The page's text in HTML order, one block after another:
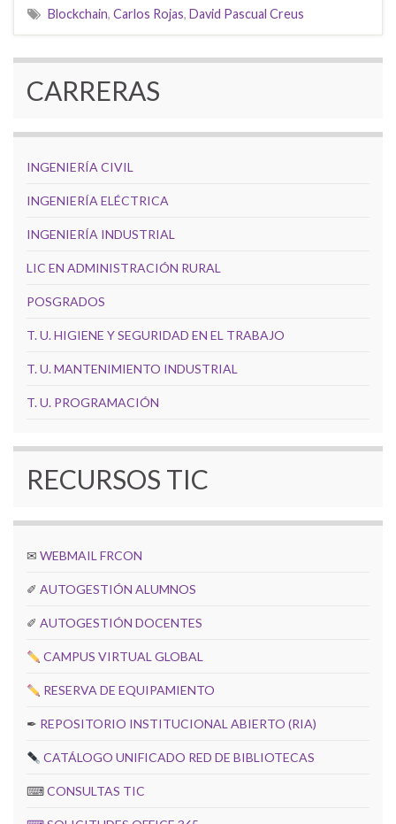
Blockchain, Carlos Rojas, David Pascual Creus
CARRERAS
INGENIERÍA CIVIL
INGENIERÍA ELÉCTRICA
INGENIERÍA INDUSTRIAL
LIC EN ADMINISTRACIÓN RURAL
POSGRADOS
T. U. HIGIENE Y SEGURIDAD EN EL TRABAJO
T. U. MANTENIMIENTO INDUSTRIAL
T. U. PROGRAMACIÓN
RECURSOS TIC
✉ WEBMAIL FRCON
✐ AUTOGESTIÓN ALUMNOS
✐ AUTOGESTIÓN DOCENTES
CAMPUS VIRTUAL GLOBAL
RESERVA DE EQUIPAMIENTO
✒ REPOSITORIO INSTITUCIONAL ABIERTO (RIA)
CATÁLOGO UNIFICADO RED DE BIBLIOTECAS
⌨CONSULTAS TIC